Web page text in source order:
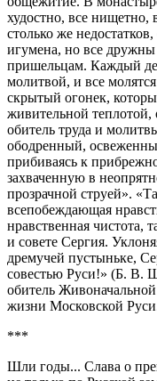
худостно, все нищетно,
столько же
игумена, но все
пришельцам. Каждый
молитвой, и все
скрытый огонек,
живительной теплотой,
обитель труда и
ободренный,
прибиваясь к
захваченную в
прозрачной струей».
всепобеждающая
нравственная чистота,
и совете Сергия.
дремучей пустыньке,
совестью Руси!» (Б. В.
обитель
жизни Московской
***
Шли годы... Слава о